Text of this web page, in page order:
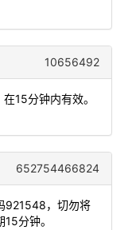
10656492
15分钟内有效。
652754466824
921548，切勿将
分钟。